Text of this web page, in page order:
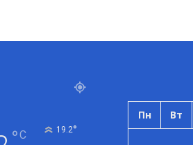
°C 19.2°
Пн Вт